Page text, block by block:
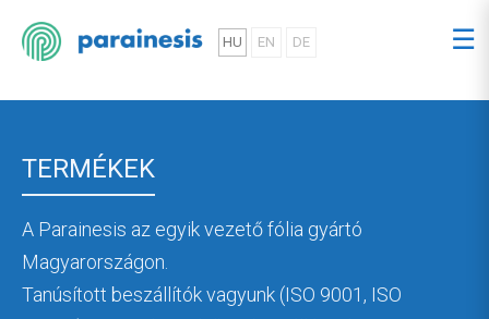
HU EN DE ☰
TERMÉKEK
A Parainesis az egyik vezető fólia gyártó
Magyarországon.
Tanúsított beszállítók vagyunk (ISO 9001, ISO